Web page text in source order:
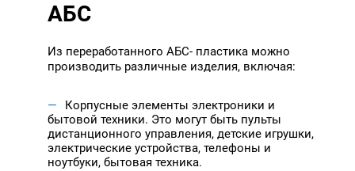
АБС
Из переработанного АБС- пластика можно
производить различные изделия, включая:
Корпусные элементы электроники и
бытовой техники. Это могут быть пульты
дистанционного управления, детские игрушки,
электрические устройства, телефоны и
ноутбуки, бытовая техника.